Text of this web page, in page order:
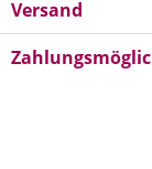
Versand